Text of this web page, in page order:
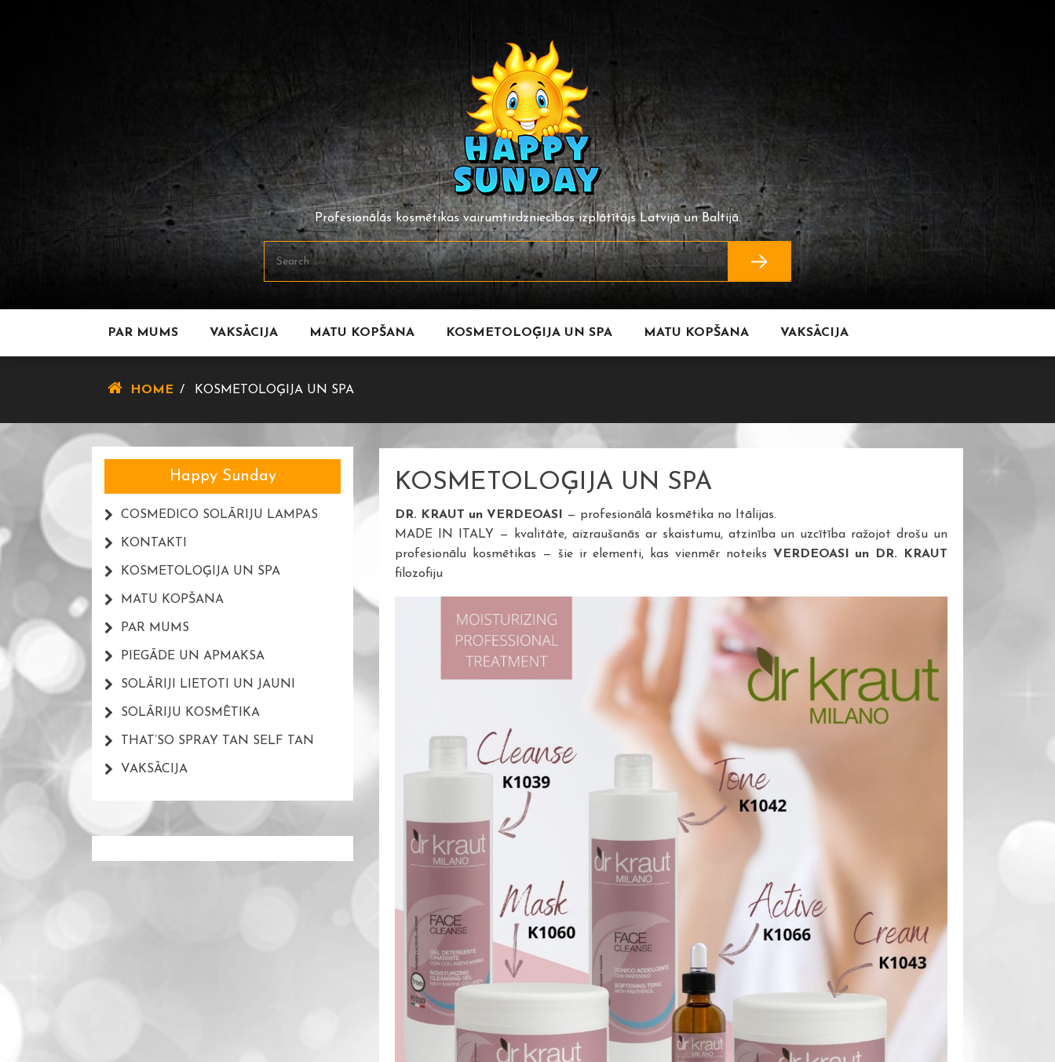
Profesionālās kosmētikas vairumtirdzniecības izplātītājs Latvijā un Baltijā.
PAR MUMS VAKSĀCIJA MATU KOPŠANA KOSMETOLOĢIJA UN SPA MATU KOPŠANA VAKSĀCIJA
COSMEDICO
HOME / KOSMETOLOĢIJA UN SPA
KOSMETOLOĢIJA UN SPA
DR. KRAUT un VERDEOASI
— profesionālā kosmētika no Itālijas.
MADE IN ITALY — kvalitāte, aizraušanās ar skaistumu, atzinība un uzcītība ražojot drošu un
profesionālu kosmētikas — šie ir elementi, kas vienmēr noteiks VERDEOASI un DR. KRAUT
filozofiju
Happy Sunday
COSMEDICO SOLĀRIJU LAMPAS
KONTAKTI
KOSMETOLOĢIJA UN SPA
MATU KOPŠANA
PAR MUMS
PIEGĀDE UN APMAKSA
SOLĀRIJI LIETOTI UN JAUNI
SOLĀRIJU KOSMĒTIKA
THAT’SO SPRAY TAN SELF TAN
VAKSĀCIJA